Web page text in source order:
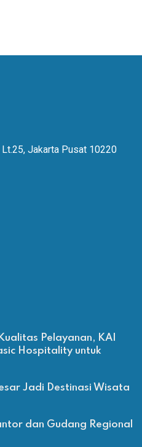
Jakarta Pusat 10220
Pelayanan, KAI
Hospitality untuk
Jadi Destinasi Wisata
dan Gudang Regional